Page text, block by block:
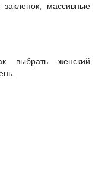
массивные